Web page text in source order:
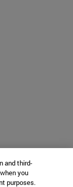
and third-
you
purposes.